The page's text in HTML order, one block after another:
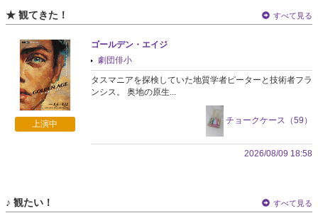
★ 観てきた！ すべて見る
上演中
ゴールデン・エイジ
劇団俳小
タスマニアを探検していた地質学者ピーターと技術者フラ
ンシス。 奥地の原生...
チョークケース（59）
2026/08/09 18:58
♪ 観たい！ すべて見る